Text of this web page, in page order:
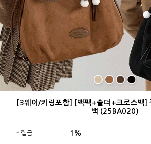
[3웨이/키링포함] [백팩+숄더+크로스백]
백 (25BA020)
적립금 1%